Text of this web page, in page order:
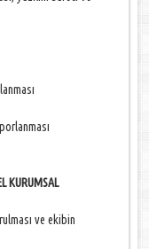
KURUMSAL
ve ekibin